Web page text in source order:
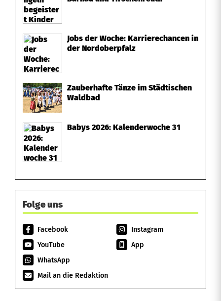
m
Jobs der Woche: Karrierechancen in
der Nordoberpfalz
Zauberhafte Tänze im Städtischen
Waldbad
Babys 2026: Kalenderwoche 31
Folge uns
Facebook
Instagram
YouTube
App
WhatsApp
Mail an die Redaktion